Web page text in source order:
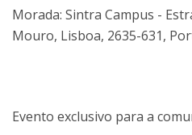
Morada: Sintra Campus -
Mouro, Lisboa, 2635-631,
Evento exclusivo para a